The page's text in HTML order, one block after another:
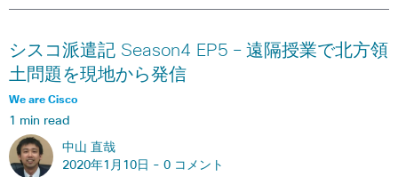
シスコ派遣記 Season4 EP5 – 遠隔授業で北方領
土問題を現地から発信
We are Cisco
1 min read
中山 直哉
2020年1月10日 - 0 コメント